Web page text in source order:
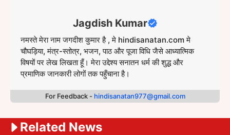
Jagdish Kumar
नमस्ते मेरा नाम जगदीश कुमार है , मे hindisanatan.com मे
चौघड़िया, मंत्र-स्तोत्र, भजन, पाठ और पूजा विधि जैसे आध्यात्मिक
विषयों पर लेख लिखता हूँ। मेरा उद्देश्य सनातन धर्म की शुद्ध और
प्रमाणिक जानकारी लोगों तक पहुँचाना है।
For Feedback - hindisanatan977@gmail.com
Related News